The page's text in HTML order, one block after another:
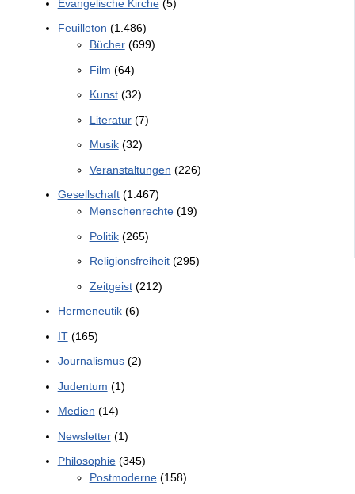
Evangelische Kirche(5)
Feuilleton (1.486)
Bücher(699)
Film (64)
Kunst(32)
Literatur(7)
Musik(32)
Veranstaltungen (226)
Gesellschaft(1.467)
Menschenrechte(19)
Politik(265)
Religionsfreiheit(295)
Zeitgeist(212)
Hermeneutik(6)
IT(165)
Journalismus(2)
Judentum (1)
Medien (14)
Newsletter(1)
Philosophie(345)
Postmoderne(158)